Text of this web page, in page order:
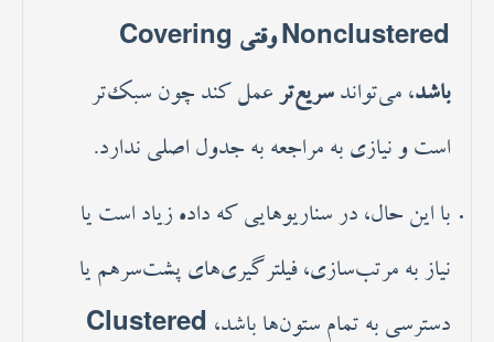
Nonclustered وقتی Covering
باشد، می‌تواندسریع‌تر عمل کند چون سبک‌تر
است و نیازی به مراجعه به جدول اصلی ندارد.
با این حال، در سناریوهایی که داده زیاد است یا
نیاز به مرتب‌سازی، فیلترگیری‌های پشت‌سرهم یا
دسترسی به تمام ستون‌ها باشد، Clustered